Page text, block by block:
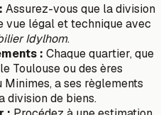
Assurez-vous que la division
vue légal et technique avec
Idylhom.
: Chaque quartier, que
Toulouse ou des ères
Minimes, a ses règlements
division de biens.